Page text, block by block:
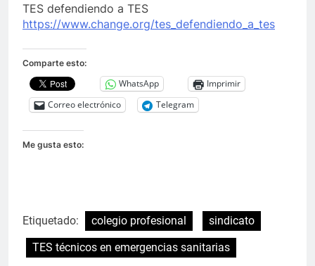
TES defendiendo a TES
https://www.change.org/tes_defendiendo_a_tes
Comparte esto:
WhatsApp
Imprimir
Correo electrónico
Telegram
Me gusta esto:
Etiquetado: colegio profesional
sindicato
TES técnicos en emergencias sanitarias